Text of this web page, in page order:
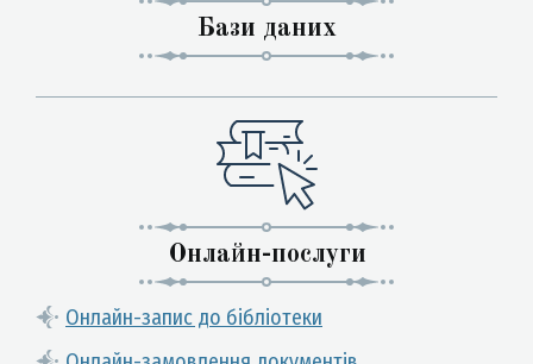
Бази даних
Онлайн-послуги
Онлайн-запис до бібліотеки